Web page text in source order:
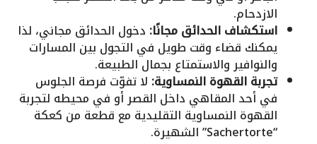
الازدحام.
استكشاف الحدائق مجانًا: دخول الحدائق مجاني، لذا
يمكنك قضاء وقت طويل في التجول بين المسارات
والنوافير والاستمتاع بجمال الطبيعة.
تجربة القهوة النمساوية: لا تفوّت فرصة الجلوس
في أحد المقاهي داخل القصر أو في محيطه لتجربة
القهوة النمساوية التقليدية مع قطعة من كعكة
“Sachertorte” الشهيرة.